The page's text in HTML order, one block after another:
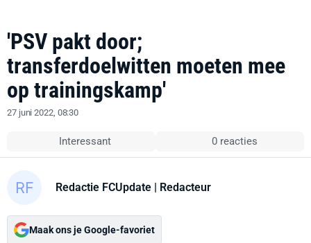
'PSV pakt door;
transferdoelwitten moeten mee
op trainingskamp'
27 juni 2022, 08:30
Interessant 0 reacties
Redactie FCUpdate | Redacteur
Maak ons je Google-favoriet